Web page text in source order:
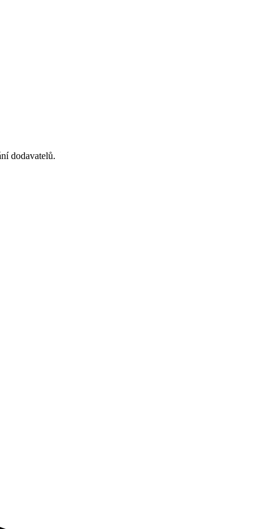
dodavatelů.